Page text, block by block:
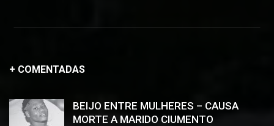
+ COMENTADAS
BEIJO ENTRE MULHERES – CAUSA
MORTE A MARIDO CIUMENTO